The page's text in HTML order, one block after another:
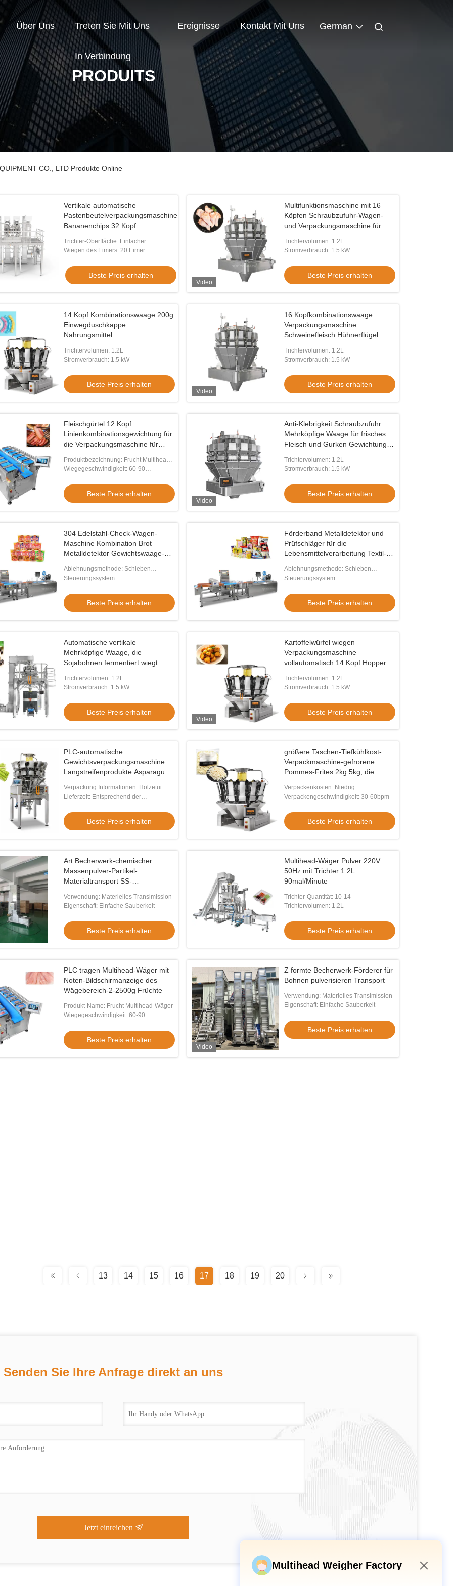
Über Uns Treten Sie Mit Uns
In Verbindung
Ereignisse Kontakt Mit Uns German
PRODUITS
CO., LTD Produkte Online
und langlebiger
aus Edelstahl 304 mit
für die
Video
Vibrationsförderer Herstellung Elektrisch
Elektromagnetisch Magnetisch
Automatisch Vibrationsrinnenförderer
Video
Hohe Qualität 17 Zoll-HMI automatisierte
Nahrung X Ray Inspector 70m/Min Food
X Ray Inspection Systems
Nahrung X Ray Inspection
Vertikale automatische
Pastenbeutelverpackungsmaschine
Bananenchips 32 Kopf
Trichter-Oberfläche: Einfacher
Plattentrichter
Wiegen des Eimers: 20 Eimer
Beste Preis erhalten
Video
Multifunktionsmaschine mit 16
Köpfen Schraubzufuhr-Wagen-
und Verpackungsmaschine für
Trichtervolumen: 1.2L
Stromverbrauch: 1.5 kW
Beste Preis erhalten
14 Kopf Kombinationswaage 200g
Einwegduschkappe
Nahrungsmittel
Automatische Waage
Trichtervolumen: 1.2L
Stromverbrauch: 1.5 kW
Beste Preis erhalten
Video
16 Kopfkombinationswaage
Verpackungsmaschine
Schweinefleisch Hühnerflügel
Trichtervolumen: 1.2L
Stromverbrauch: 1.5 kW
Beste Preis erhalten
Fleischgürtel 12 Kopf
Linienkombinationsgewichtung für
die Verpackungsmaschine für
Produktbezeichnung: Frucht Multihead-
Wäger
Wiegegeschwindigkeit: 60-90
Beste Preis erhalten
Video
Anti-Klebrigkeit Schraubzufuhr
Mehrköpfige Waage für frisches
Fleisch und Gurken Gewichtung
Trichtervolumen: 1.2L
Stromverbrauch: 1.5 kW
Beste Preis erhalten
304 Edelstahl-Check-Wagen-
Maschine Kombination Brot
Metalldetektor Gewichtswaage-
Ablehnungsmethode: Schieben
(optional: schlagen, wechseln, andere)
Steuerungssystem:
Probenahmer
Beste Preis erhalten
Förderband Metalldetektor und
Prüfschläger für die
Lebensmittelverarbeitung Textil-
Ablehnungsmethode: Schieben
(optional: schlagen, wechseln, andere)
Steuerungssystem:
Probenahmer
Beste Preis erhalten
Automatische vertikale
Mehrköpfige Waage, die
Sojabohnen fermentiert wiegt
Trichtervolumen: 1.2L
Stromverbrauch: 1.5 kW
Beste Preis erhalten
Video
Kartoffelwürfel wiegen
Verpackungsmaschine
vollautomatisch 14 Kopf Hopper
Trichtervolumen: 1.2L
Stromverbrauch: 1.5 kW
Beste Preis erhalten
PLC-automatische
Gewichtsverpackungsmaschine
Langstreifenprodukte Asparagus
Verpackung Informationen: Holzetui
Lieferzeit: Entsprechend der
Beste Preis erhalten
größere Taschen-Tiefkühlkost-
Verpackmaschine-gefrorene
Pommes-Frites 2kg 5kg, die
Verpackenkosten: Niedrig
Verpackengeschwindigkeit: 30-60bpm
Beste Preis erhalten
Art Becherwerk-chemischer
Massenpulver-Partikel-
Materialtransport SS-
übermittelnd
Verwendung: Materielles Transimission
Eigenschaft: Einfache Sauberkeit
Beste Preis erhalten
Multihead-Wäger Pulver 220V
50Hz mit Trichter 1.2L
90mal/Minute
Trichter-Quantität: 10-14
Trichtervolumen: 1.2L
Beste Preis erhalten
PLC tragen Multihead-Wäger mit
Noten-Bildschirmanzeige des
Wägebereich-2-2500g Früchte
Produkt-Name: Frucht Multihead-Wäger
Wiegegeschwindigkeit: 60-90
Beste Preis erhalten
Video
Z formte Becherwerk-Förderer für
Bohnen pulverisieren Transport
Verwendung: Materielles Transimission
Eigenschaft: Einfache Sauberkeit
Beste Preis erhalten
13 14 15 16 17 18 19 20
Senden Sie Ihre Anfrage direkt an uns
Jetzt einreichen
Multihead Weigher Factory